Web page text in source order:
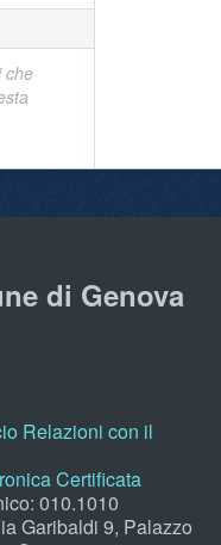
che
di Genova
Relazioni con il
Certificata
010.1010
Garibaldi 9, Palazzo